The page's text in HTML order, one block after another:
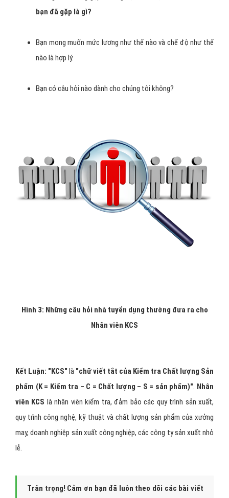
bạn đã gặp là gì?
Bạn mong muốn mức lương như thế nào và chế độ như thế
nào là hợp lý.
Bạn có câu hỏi nào dành cho chúng tôi không?
Hình 3: Những câu hỏi nhà tuyển dụng thường đưa ra cho
Nhân viên KCS
Kết Luận: "KCS" là "chữ viết tắt của Kiểm tra Chất lượng Sản
phẩm (K = Kiểm tra – C = Chất lượng – S = sản phẩm)". Nhân
viên KCS là nhân viên kiểm tra, đảm bảo các quy trình sản xuất,
quy trình công nghệ, kỹ thuật và chất lượng sản phẩm của xưởng
may, doanh nghiệp sản xuất công nghiệp, các công ty sản xuất nhỏ
lẻ.
Trân trọng! Cảm ơn bạn đã luôn theo dõi các bài viết